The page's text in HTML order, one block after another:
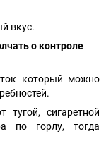
о контроле
который можно
сигаретной
по горлу, тогда